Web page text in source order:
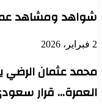
شواهد ومشاهد
2 فبراير، 2026
محمد عثمان
العمرة… قرار